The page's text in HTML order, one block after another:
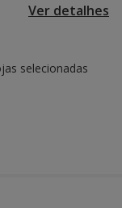
Ver detalhes
selecionadas